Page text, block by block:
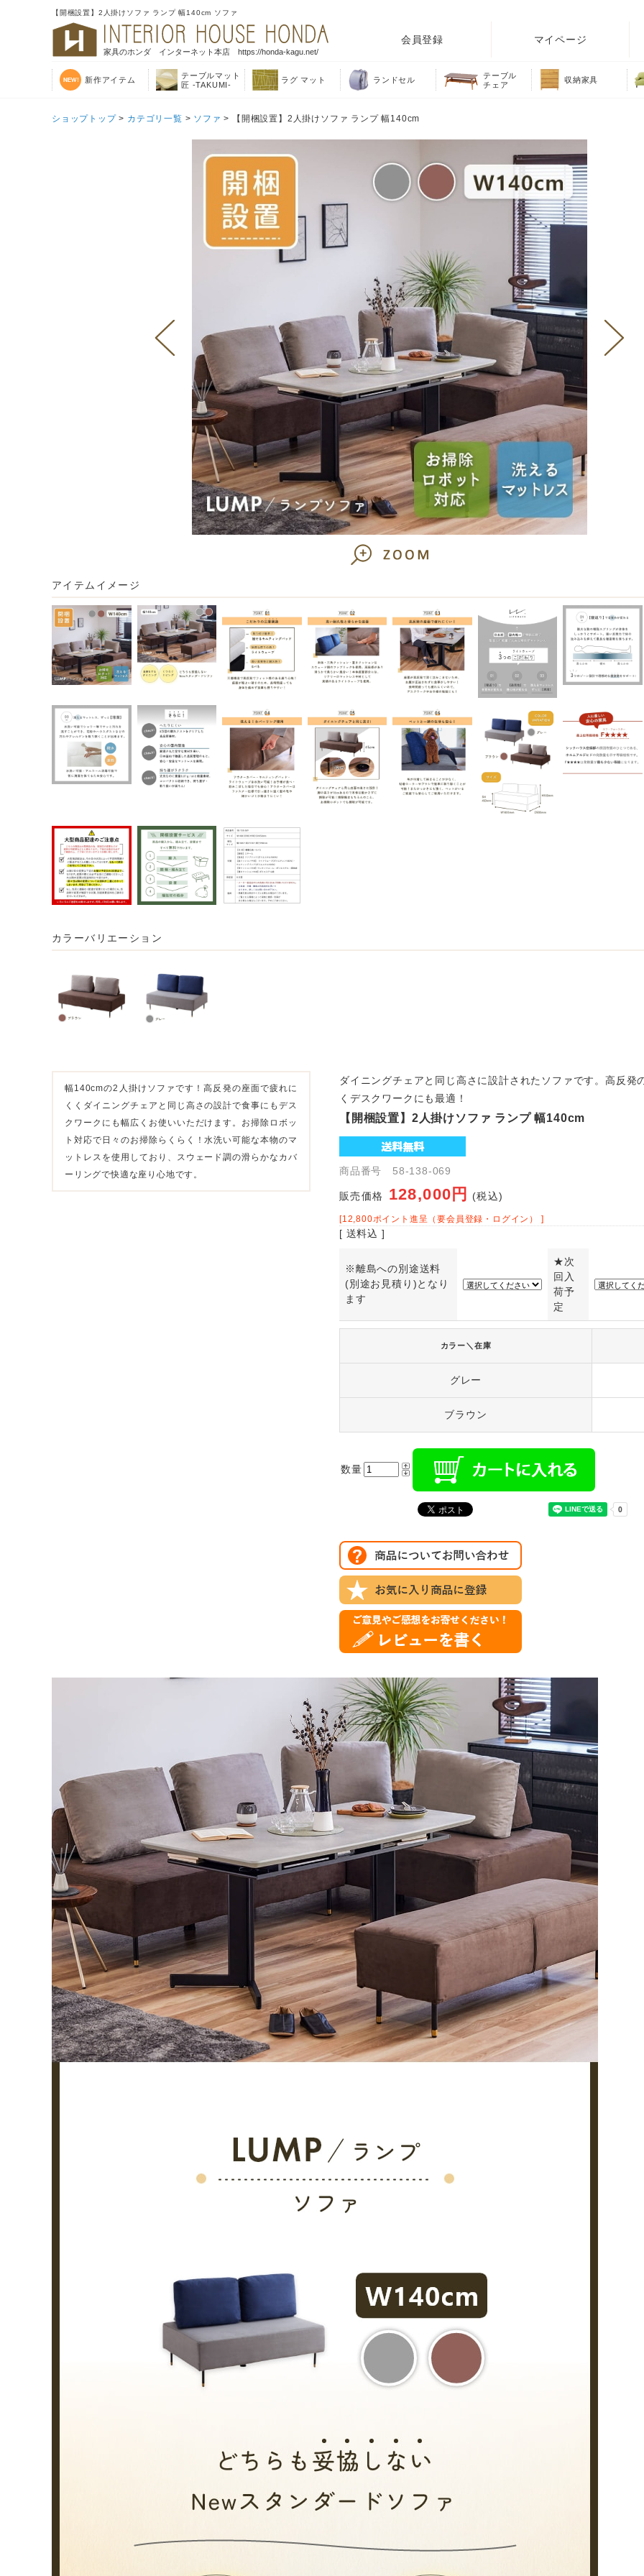
【開梱設置】2人掛けソファ ランプ 幅140cm ソファ
家具のホンダ インターネット本店 https://honda-kagu.net/
会員登録 マイページ
新作アイテム
テーブルマット
匠 -TAKUMI-
ラグ マット ランドセル
テーブル
チェア
収納家具
ショップトップ> カテゴリ一覧 > ソファ > 【開梱設置】2人掛けソファ ランプ 幅140cm
アイテムイメージ
カラーバリエーション
幅140cmの2人掛けソファです！高反発の座面で疲れに
くくダイニングチェアと同じ高さの設計で食事にもデス
クワークにも幅広くお使いいただけます。お掃除ロボッ
ト対応で日々のお掃除らくらく！水洗い可能な本物のマ
ットレスを使用しており、スウェード調の滑らかなカバ
ーリングで快適な座り心地です。
ダイニングチェアと同じ高さに設計されたソファです。高反発
くデスクワークにも最適！
【開梱設置】2人掛けソファ ランプ 幅140cm
商品番号 58-138-069
販売価格 128,000円 (税込)
[12,800ポイント進呈（要会員登録・ログイン） ]
[ 送料込 ]
※離島への別途送料
(別途お見積り)となり
ます
★次
回入
荷予
定
カラー＼在庫
グレー
ブラウン
数量